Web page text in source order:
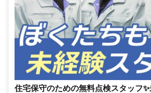
住宅保守のための無料点検スタッフ